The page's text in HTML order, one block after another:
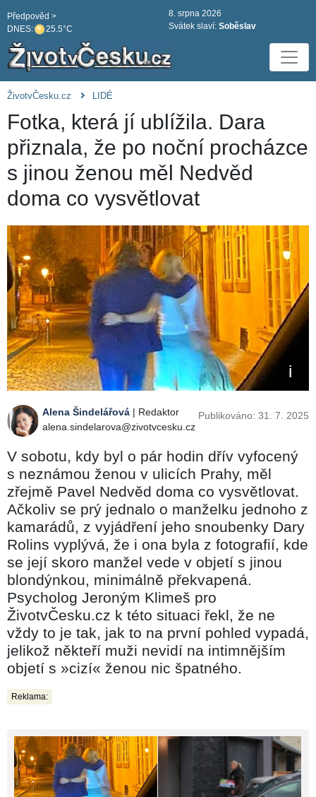
DNES: 25.5°C
Předpověd >
8. srpna 2026
Svátek slaví: Soběslav
ŽivotvČesku.cz LIDÉ
Fotka, která jí ublížila. Dara
přiznala, že po noční procházce
s jinou ženou měl Nedvěd
doma co vysvětlovat
Alena Šindelářová | Redaktor
alena.sindelarova@zivotvcesku.cz
Publikováno: 31. 7. 2025
V sobotu, kdy byl o pár hodin dřív vyfocený
s neznámou ženou v ulicích Prahy, měl
zřejmě Pavel Nedvěd doma co vysvětlovat.
Ačkoliv se prý jednalo o manželku jednoho z
kamarádů, z vyjádření jeho snoubenky Dary
Rolins vyplývá, že i ona byla z fotografií, kde
se její skoro manžel vede v objetí s jinou
blondýnkou, minimálně překvapená.
Psycholog Jeroným Klimeš pro
ŽivotvČesku.cz k této situaci řekl, že ne
vždy to je tak, jak to na první pohled vypadá,
jelikož někteří muži nevidí na intimnějším
objetí s »cizí« ženou nic špatného.
Reklama: